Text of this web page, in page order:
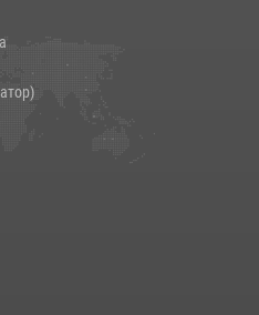
конференция по обобщению